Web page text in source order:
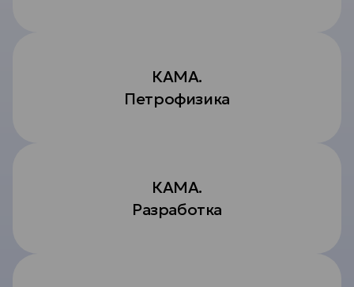
КАМА.
Петрофизика
КАМА.
Разработка